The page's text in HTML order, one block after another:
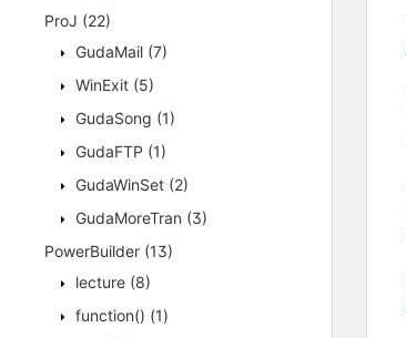
ProJ (22)
GudaMail (7)
WinExit (5)
GudaSong (1)
GudaFTP (1)
GudaWinSet (2)
GudaMoreTran (3)
PowerBuilder (13)
lecture (8)
function() (1)